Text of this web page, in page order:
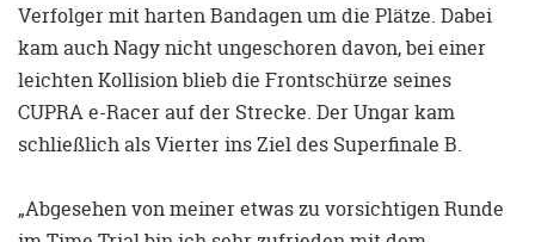
Verfolger mit harten Bandagen um die Plätze. Dabei
kam auch Nagy nicht ungeschoren davon, bei einer
leichten Kollision blieb die Frontschürze seines
CUPRA e-Racer auf der Strecke. Der Ungar kam
schließlich als Vierter ins Ziel des Superfinale B.
„Abgesehen von meiner etwas zu vorsichtigen Runde